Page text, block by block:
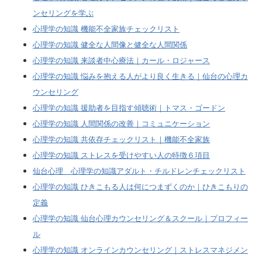
ンセリングを学ぶ
心理学の知識 機能不全家族チェックリスト
心理学の知識 健全な人間像と健全な人間関係
心理学の知識 来談者中心療法｜カール・ロジャース
心理学の知識 悩みを抱える人がより良く生きる｜仙台の心理カ
ウンセリング
心理学の知識 援助者を目指す傾聴術｜トマス・ゴードン
心理学の知識 人間関係の改善｜コミュニケーション
心理学の知識 共依存チェックリスト｜機能不全家族
心理学の知識 ストレスを受けやすい人の特徴６項目
仙台心理 心理学の知識アダルト・チルドレンチェックリスト
心理学の知識 ひきこもる人は何につまずくのか｜ひきこもりの
定義
心理学の知識 仙台心理カウンセリング＆スクール｜プロフィー
ル
心理学の知識 オンラインカウンセリング｜ストレスマネジメン